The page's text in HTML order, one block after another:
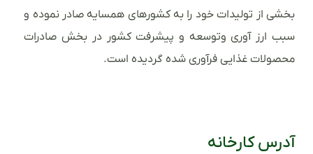
بخشی از تولیدات خود را به کشورهای همسایه صادر نموده و
سبب ارز آوری وتوسعه و پیشرفت کشور در بخش صادرات
محصولات غذایی فرآوری شده گردیده است.
آدرس کارخانه